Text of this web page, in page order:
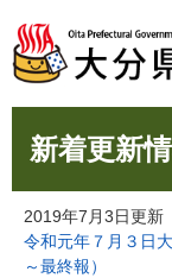
ジ
先
ュ
を
新着更新
2019年7月3日更新
令和元年７月３日
～最終報）